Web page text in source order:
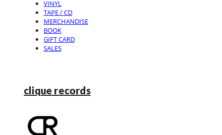
VINYL
TAPE / CD
MERCHANDISE
BOOK
GIFT CARD
SALES
clique records